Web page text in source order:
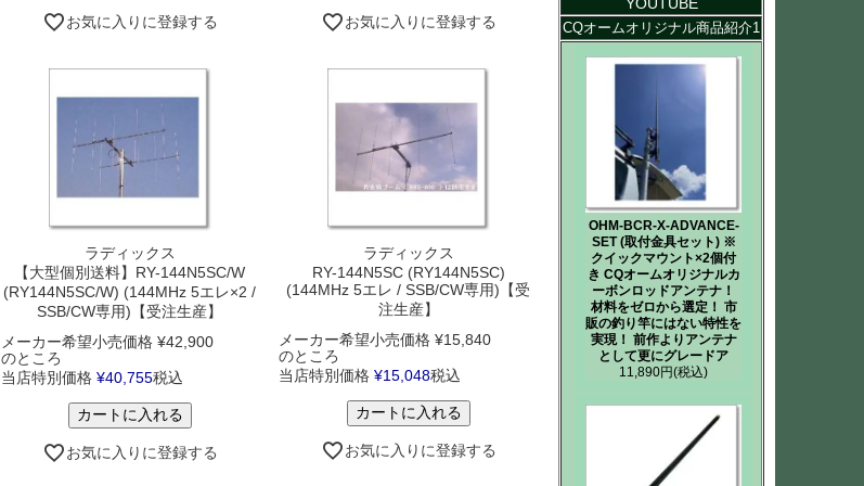
お気に入りに登録する
お気に入りに登録する
ラディックス
【大型個別送料】RY-144N5SC/W
(RY144N5SC/W) (144MHz 5エレ×2 /
SSB/CW専用)【受注生産】
メーカー希望小売価格 ¥42,900
のところ
当店特別価格 ¥40,755税込
カートに入れる
お気に入りに登録する
ラディックス
RY-144N5SC (RY144N5SC)
(144MHz 5エレ / SSB/CW専用)【受
注生産】
メーカー希望小売価格 ¥15,840
のところ
当店特別価格 ¥15,048税込
カートに入れる
お気に入りに登録する
CQオームオリジナル商品紹介1
OHM-BCR-X-ADVANCE-
SET (取付金具セット) ※
クイックマウント×2個付
き CQオームオリジナルカ
ーボンロッドアンテナ！
材料をゼロから選定！ 市
販の釣り竿にはない特性を
実現！ 前作よりアンテナ
として更にグレードア
11,890円(税込)